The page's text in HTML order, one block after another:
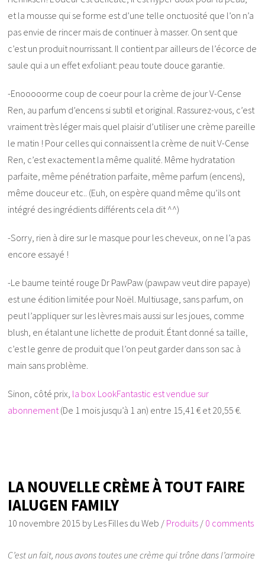
et la mousse qui se forme est d’une telle onctuosité que l’on n’a
pas envie de rincer mais de continuer à masser. On sent que
c’est un produit nourrissant. Il contient par ailleurs de l’écorce de
saule qui a un effet exfoliant: peau toute douce garantie.
-Enooooorme coup de coeur pour la crème de jour V-Cense
Ren, au parfum d’encens si subtil et original. Rassurez-vous, c’est
vraiment très léger mais quel plaisir d’utiliser une crème pareille
le matin ! Pour celles qui connaissent la crème de nuit V-Cense
Ren, c’est exactement la même qualité. Même hydratation
parfaite, même pénétration parfaite, même parfum (encens),
même douceur etc.. (Euh, on espère quand même qu’ils ont
intégré des ingrédients différents cela dit ^^)
-Sorry, rien à dire sur le masque pour les cheveux, on ne l’a pas
encore essayé !
-Le baume teinté rouge Dr PawPaw (pawpaw veut dire papaye)
est une édition limitée pour Noël. Multiusage, sans parfum, on
peut l’appliquer sur les lèvres mais aussi sur les joues, comme
blush, en étalant une lichette de produit. Étant donné sa taille,
c’est le genre de produit que l’on peut garder dans son sac à
main sans problème.
Sinon, côté prix, la box LookFantastic est vendue sur
abonnement(De 1 mois jusqu’à 1 an) entre 15,41 € et 20,55 €.
LA NOUVELLE CRÈME À TOUT FAIRE
IALUGEN FAMILY
10 novembre 2015 by Les Filles du Web / Produits / 0 comments
C’est un fait, nous avons toutes une crème qui trône dans l’armoire